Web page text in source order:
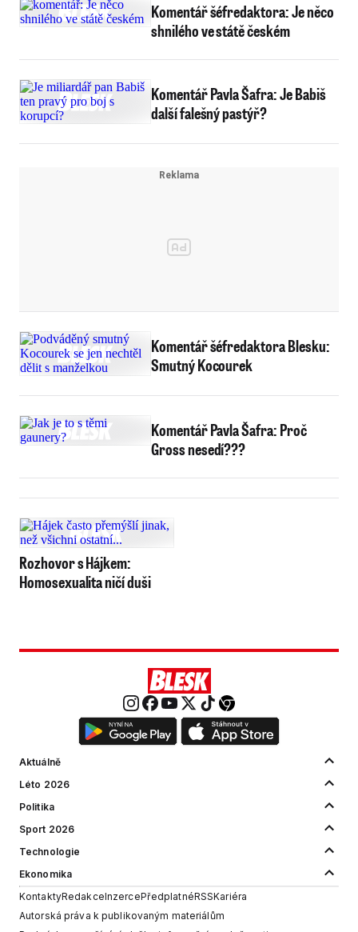
Komentář šéfredaktora: Je něco
shnilého ve státě českém
Komentář Pavla Šafra: Je Babiš
další falešný pastýř?
Komentář šéfredaktora Blesku:
Smutný Kocourek
Komentář Pavla Šafra: Proč
Gross nesedí???
Rozhovor s Hájkem:
Homosexualita ničí duši
Aktuálně
Léto 2026
Politika
Sport 2026
Technologie
Ekonomika
KontaktyRedakceInzercePředplatnéRSSKariéra
Autorská práva k publikovaným materiálům